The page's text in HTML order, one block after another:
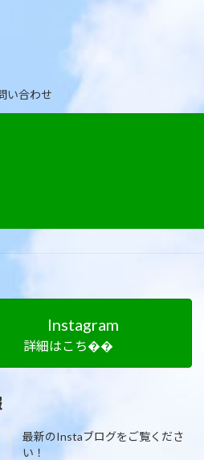
い合わせ
Instagram
詳細はこち��
最新のInstaブログをご覧くださ
い！